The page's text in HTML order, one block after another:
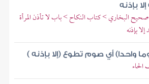
بإذنه
البخاري > كتاب النكاح > باب لا تأذن المرأة
بإذنه
واحدا) أي صوم تطوع (إلا بإذنه )